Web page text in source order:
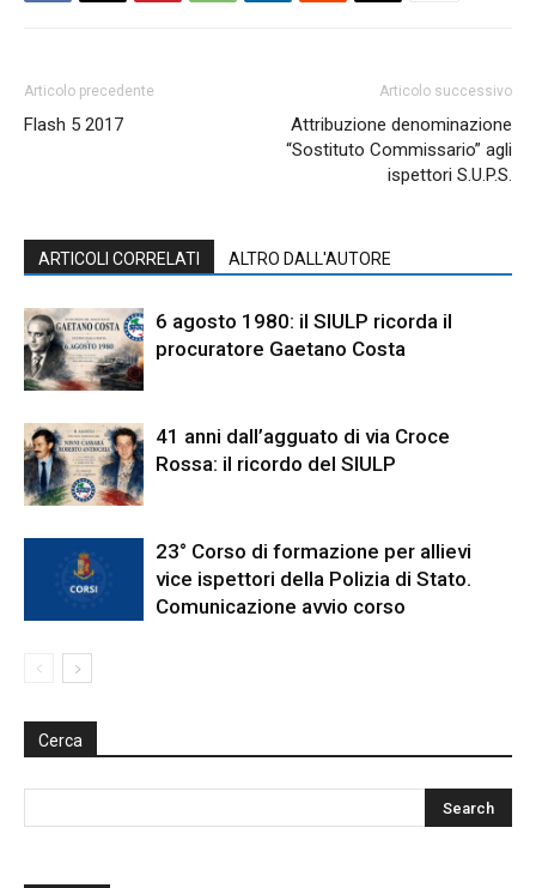
Articolo precedente
Flash 5 2017
Articolo successivo
Attribuzione denominazione
“Sostituto Commissario” agli
ispettori S.U.P.S.
ARTICOLI CORRELATI ALTRO DALL'AUTORE
6 agosto 1980: il SIULP ricorda il
procuratore Gaetano Costa
41 anni dall’agguato di via Croce
Rossa: il ricordo del SIULP
23° Corso di formazione per allievi
vice ispettori della Polizia di Stato.
Comunicazione avvio corso
Cerca